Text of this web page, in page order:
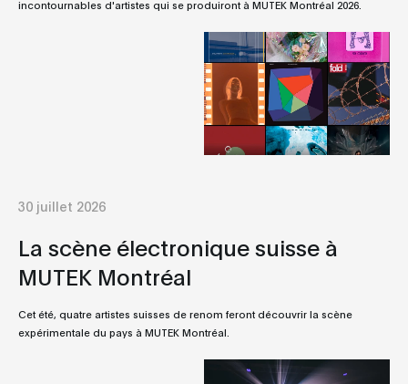
incontournables d'artistes qui se produiront à MUTEK Montréal 2026.
30 juillet 2026
La scène électronique suisse à
MUTEK Montréal
Cet été, quatre artistes suisses de renom feront découvrir la scène
expérimentale du pays à MUTEK Montréal.